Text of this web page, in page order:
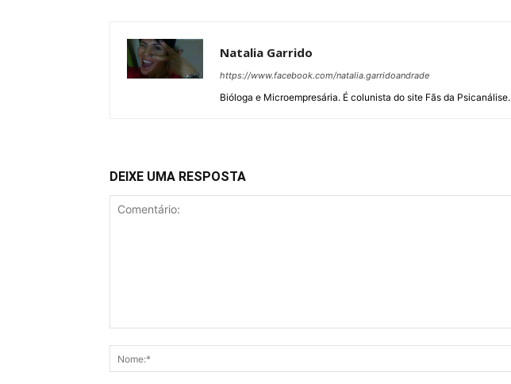
Natalia Garrido
https://www.facebook.com/natalia.garridoandrade
Bióloga e Microempresária. É colunista do site Fãs da Psicanálise.
DEIXE UMA RESPOSTA